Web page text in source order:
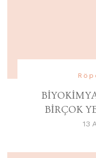
BİRÇOK
13